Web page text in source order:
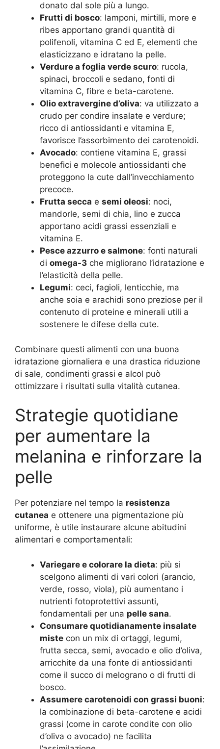
donato dal sole più a lungo.
Frutti di bosco: lamponi, mirtilli, more e
ribes apportano grandi quantità di
polifenoli, vitamina C ed E, elementi che
elasticizzano e idratano la pelle.
Verdure a foglia verde scuro: rucola,
spinaci, broccoli e sedano, fonti di
vitamina C, fibre e beta-carotene.
Olio extravergine d’oliva: va utilizzato a
crudo per condire insalate e verdure;
ricco di antiossidanti e vitamina E,
favorisce l’assorbimento dei carotenoidi.
Avocado: contiene vitamina E, grassi
benefici e molecole antiossidanti che
proteggono la cute dall’invecchiamento
precoce.
Frutta secca e semi oleosi: noci,
mandorle, semi di chia, lino e zucca
apportano acidi grassi essenziali e
vitamina E.
Pesce azzurro e salmone: fonti naturali
di omega-3 che migliorano l’idratazione e
l’elasticità della pelle.
Legumi: ceci, fagioli, lenticchie, ma
anche soia e arachidi sono preziose per il
contenuto di proteine e minerali utili a
sostenere le difese della cute.
Combinare questi alimenti con una buona
idratazione giornaliera e una drastica riduzione
di sale, condimenti grassi e alcol può
ottimizzare i risultati sulla vitalità cutanea.
Strategie quotidiane
per aumentare la
melanina e rinforzare la
pelle
Per potenziare nel tempo la resistenza
cutanea e ottenere una pigmentazione più
uniforme, è utile instaurare alcune abitudini
alimentari e comportamentali:
Variegare e colorare la dieta: più si
scelgono alimenti di vari colori (arancio,
verde, rosso, viola), più aumentano i
nutrienti fotoprotettivi assunti,
fondamentali per una pelle sana.
Consumare quotidianamente insalate
miste con un mix di ortaggi, legumi,
frutta secca, semi, avocado e olio d’oliva,
arricchite da una fonte di antiossidanti
come il succo di melograno o di frutti di
bosco.
Assumere carotenoidi con grassi buoni:
la combinazione di beta-carotene e acidi
grassi (come in carote condite con olio
d’oliva o avocado) ne facilita